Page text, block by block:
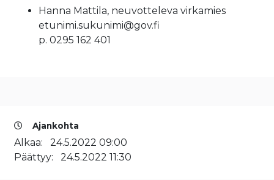
Hanna Mattila, neuvotteleva virkamies
etunimi.sukunimi@gov.fi
p. 0295 162 401
Ajankohta
Alkaa: 24.5.2022 09:00
Päättyy: 24.5.2022 11:30